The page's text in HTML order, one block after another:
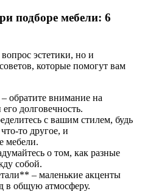
подборе мебели: 6
эстетики, но и
которые помогут вам
обратите внимание на
долговечность.
с вашим стилем, будь
то другое, и
мебели.
о том, как разные
собой.
– маленькие акценты
в общую атмосферу.